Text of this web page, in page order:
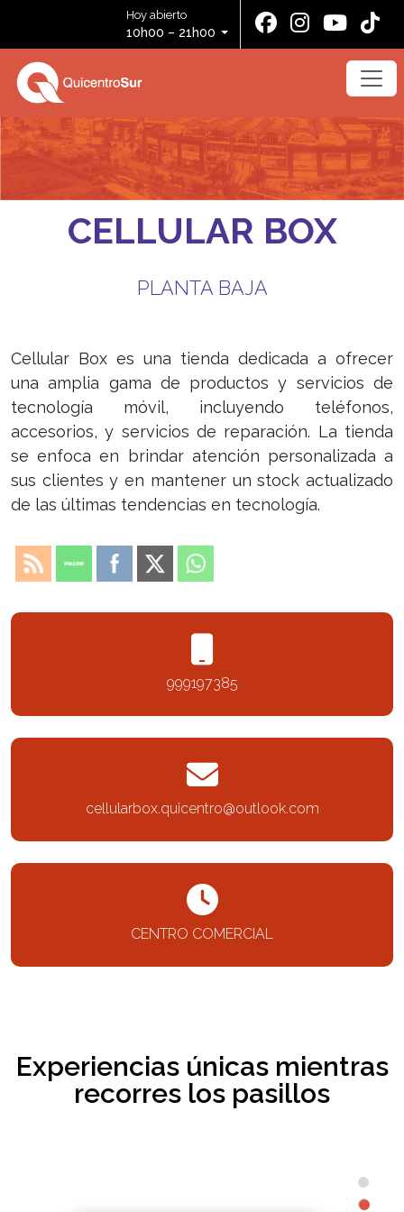
Hoy abierto
10h00 – 21h00
CELLULAR BOX
PLANTA BAJA
Cellular Box es una tienda dedicada a ofrecer
una amplia gama de productos y servicios de
tecnología móvil, incluyendo teléfonos,
accesorios, y servicios de reparación. La tienda
se enfoca en brindar atención personalizada a
sus clientes y en mantener un stock actualizado
de las últimas tendencias en tecnología.
999197385
cellularbox.quicentro@outlook.com
CENTRO COMERCIAL
Experiencias únicas mientras
recorres los pasillos